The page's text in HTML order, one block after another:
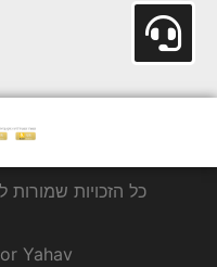
כל הזכויות
Yahav